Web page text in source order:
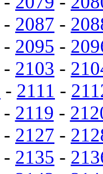
- 2087 -
- 2095 -
- 2103 -
- 2111 -
- 2119 -
- 2127 -
- 2135 -